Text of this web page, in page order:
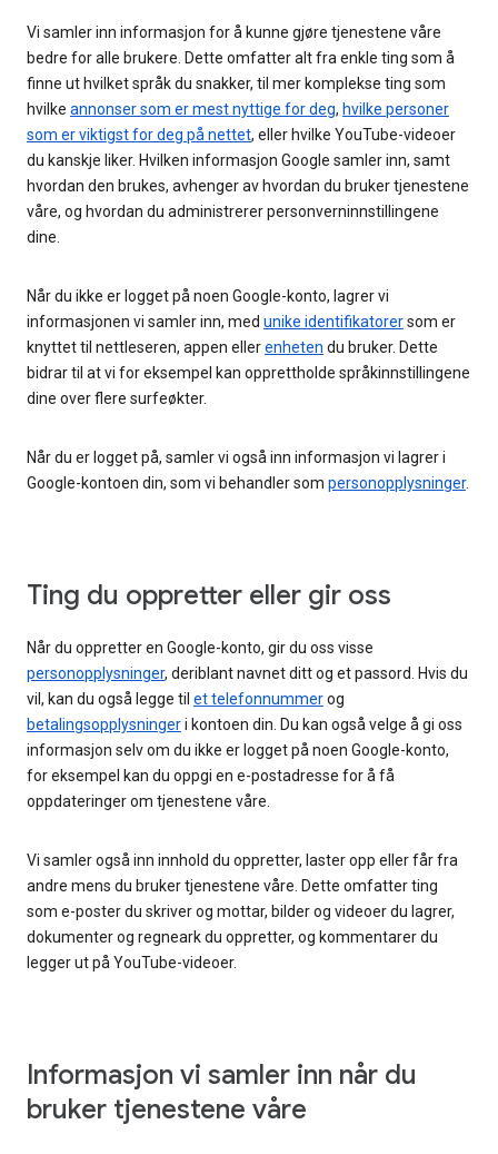
Vi samler inn informasjon for å kunne gjøre tjenestene våre
bedre for alle brukere. Dette omfatter alt fra enkle ting som å
finne ut hvilket språk du snakker, til mer komplekse ting som
hvilke annonser som er mest nyttige for deg, hvilke personer
som er viktigst for deg på nettet, eller hvilke YouTube-videoer
du kanskje liker. Hvilken informasjon Google samler inn, samt
hvordan den brukes, avhenger av hvordan du bruker tjenestene
våre, og hvordan du administrerer personverninnstillingene
dine.
Når du ikke er logget på noen Google-konto, lagrer vi
informasjonen vi samler inn, med unike identifikatorersom er
knyttet til nettleseren, appen ellerenheten du bruker. Dette
bidrar til at vi for eksempel kan opprettholde språkinnstillingene
dine over flere surfeøkter.
Når du er logget på, samler vi også inn informasjon vi lagrer i
Google-kontoen din, som vi behandler som personopplysninger.
Ting du oppretter eller gir oss
Når du oppretter en Google-konto, gir du oss visse
personopplysninger, deriblant navnet ditt og et passord. Hvis du
vil, kan du også legge til et telefonnummerog
betalingsopplysningeri kontoen din. Du kan også velge å gi oss
informasjon selv om du ikke er logget på noen Google-konto,
for eksempel kan du oppgi en e-postadresse for å få
oppdateringer om tjenestene våre.
Vi samler også inn innhold du oppretter, laster opp eller får fra
andre mens du bruker tjenestene våre. Dette omfatter ting
som e-poster du skriver og mottar, bilder og videoer du lagrer,
dokumenter og regneark du oppretter, og kommentarer du
legger ut på YouTube-videoer.
Informasjon vi samler inn når du
bruker tjenestene våre